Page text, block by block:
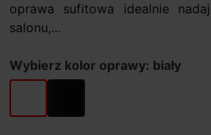
oprawa sufitowa idealnie
salonu,...
Wybierz kolor oprawy: biały
biały czarny